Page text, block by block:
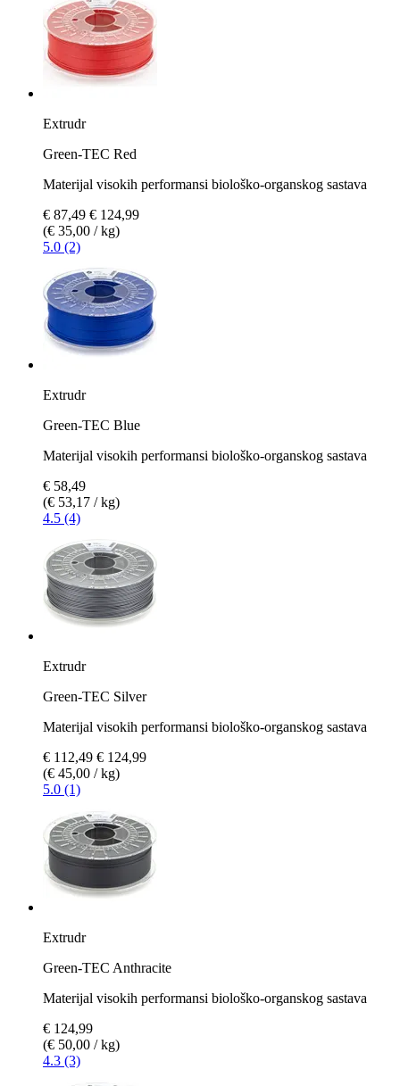
Extrudr
Green-TEC Red
Materijal visokih performansi biološko-organskog sastava
€ 87,49 € 124,99
(€ 35,00 / kg)
5.0 (2)
Extrudr
Green-TEC Blue
Materijal visokih performansi biološko-organskog sastava
€ 58,49
(€ 53,17 / kg)
4.5 (4)
Extrudr
Green-TEC Silver
Materijal visokih performansi biološko-organskog sastava
€ 112,49 € 124,99
(€ 45,00 / kg)
5.0 (1)
Extrudr
Green-TEC Anthracite
Materijal visokih performansi biološko-organskog sastava
€ 124,99
(€ 50,00 / kg)
4.3 (3)